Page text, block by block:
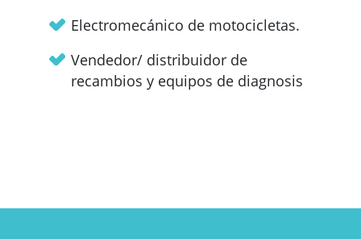
Electromecánico de motocicletas.
Vendedor/ distribuidor de
recambios y equipos de diagnosis